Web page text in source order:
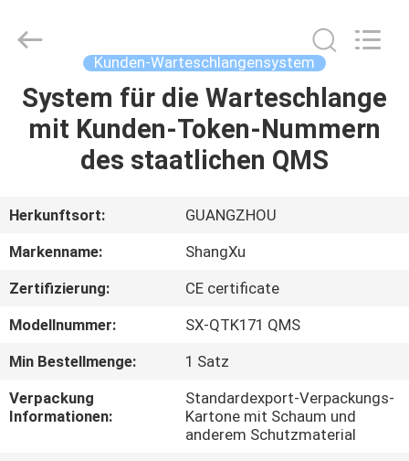
HAUS
PRODUKTE
ÜBER
UNS
FABRIK-
AUSFLUG
QUALITÄTSKONTROLLE
Rights
Kunden-Warteschlangensystem
System für die Warteschlange
mit Kunden-Token-Nummern
des staatlichen QMS
Herkunftsort:
GUANGZHOU
Markenname:
ShangXu
Zertifizierung:
CE certificate
Modellnummer:
SX-QTK171 QMS
Min Bestellmenge:
1 Satz
Verpackung
Informationen:
Standardexport-Verpackungs-
Kartone mit Schaum und
anderem Schutzmaterial